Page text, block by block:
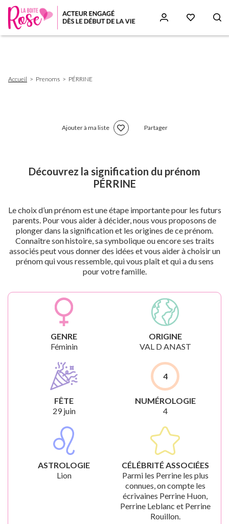
d'Ariane
Accueil Prenoms PÉRRINE
Ajouter à ma liste Partager
Découvrez la signification du prénom
PÉRRINE
Le choix d’un prénom est une étape importante pour les futurs
parents. Pour vous aider à décider, nous vous proposons de
plonger dans la signification et les origines de ce prénom.
Connaître son histoire, sa symbolique ou encore ses traits
associés peut vous donner des idées et vous aider à choisir un
prénom qui vous ressemble, qui vous plaît et qui a du sens
pour votre famille.
GENRE
Féminin
ORIGINE
VAL D ANAST
FÊTE
29 juin
4
NUMÉROLOGIE
4
ASTROLOGIE
Lion
CÉLÉBRITÉ ASSOCIÉES
Parmi les Perrine les plus
connues, on compte les
écrivaines Perrine Huon,
Perrine Leblanc et Perrine
Rouillon.